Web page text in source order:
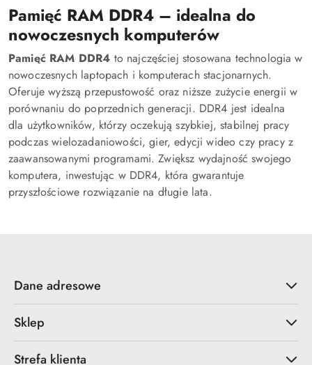
Pamięć RAM DDR4 – idealna do
nowoczesnych komputerów
Pamięć RAM DDR4 to najczęściej stosowana technologia w
nowoczesnych laptopach i komputerach stacjonarnych.
Oferuje wyższą przepustowość oraz niższe zużycie energii w
porównaniu do poprzednich generacji. DDR4 jest idealna
dla użytkowników, którzy oczekują szybkiej, stabilnej pracy
podczas wielozadaniowości, gier, edycji wideo czy pracy z
zaawansowanymi programami. Zwiększ wydajność swojego
komputera, inwestując w DDR4, która gwarantuje
przyszłościowe rozwiązanie na długie lata.
Dane adresowe
Sklep
Strefa klienta